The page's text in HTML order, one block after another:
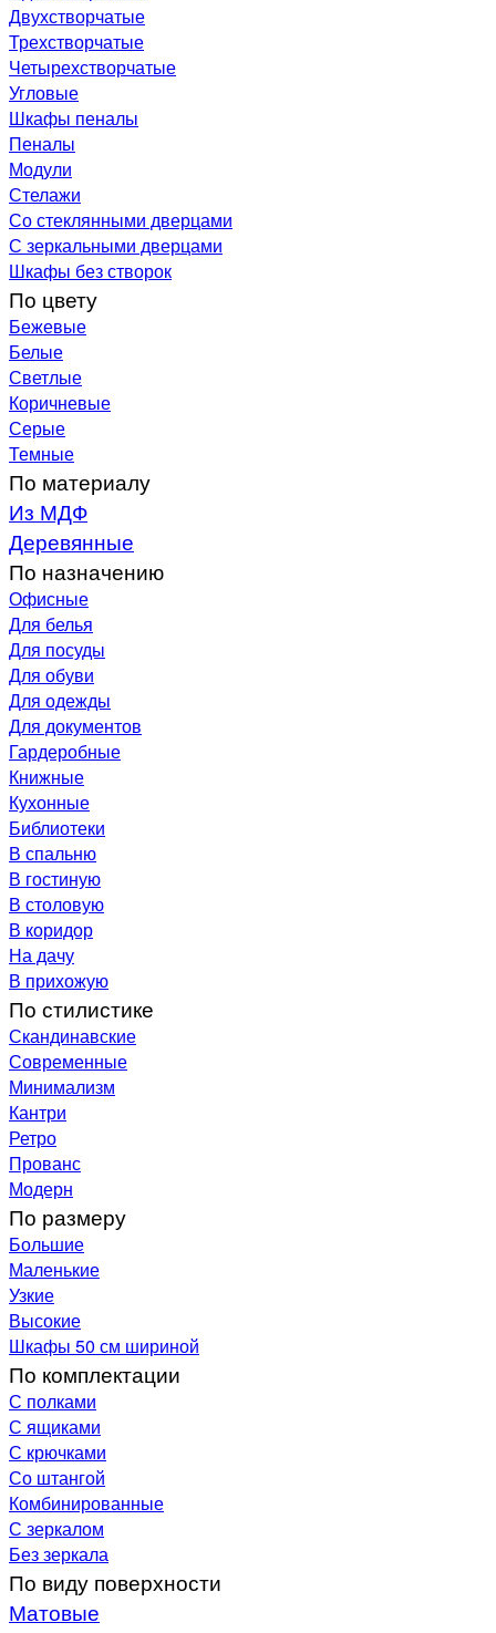
Двухстворчатые
Трехстворчатые
Четырехстворчатые
Угловые
Шкафы пеналы
Пеналы
Модули
Стелажи
Со стеклянными дверцами
С зеркальными дверцами
Шкафы без створок
По цвету
Бежевые
Белые
Светлые
Коричневые
Серые
Темные
По материалу
Из МДФ
Деревянные
По назначению
Офисные
Для белья
Для посуды
Для обуви
Для одежды
Для документов
Гардеробные
Книжные
Кухонные
Библиотеки
В спальню
В гостиную
В столовую
В коридор
На дачу
В прихожую
По стилистике
Скандинавские
Современные
Минимализм
Кантри
Ретро
Прованс
Модерн
По размеру
Большие
Маленькие
Узкие
Высокие
Шкафы 50 см шириной
По комплектации
С полками
С ящиками
С крючками
Со штангой
Комбинированные
С зеркалом
Без зеркала
По виду поверхности
Матовые